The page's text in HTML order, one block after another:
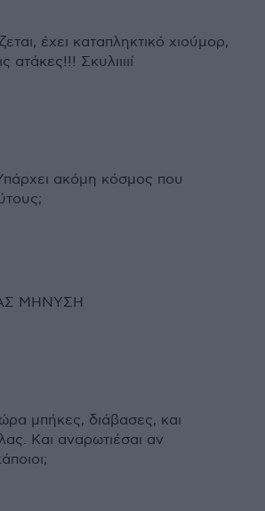
έχει καταπληκτικό χιούμορ,
ατάκες!!! Σκυλιιιιί
ακόμη κόσμος που
ΜΗΝΥΣΗ
μπήκες, διάβασες, και
Και αναρωτιέσαι αν